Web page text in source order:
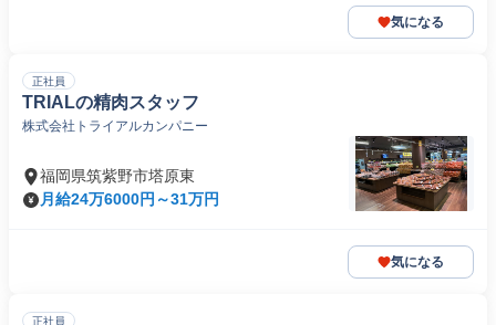
気になる
正社員
TRIALの精肉スタッフ
株式会社トライアルカンパニー
福岡県筑紫野市塔原東
月給24万6000円～31万円
気になる
正社員